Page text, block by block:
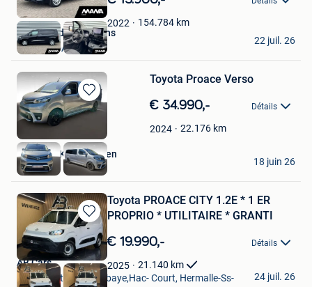
Mes
Favoris2022 154.784 km
MANA Bedrijfswagens
ROOSENDAAL
22 juil. 26
Sauvegarder
dans
Favoris
Toyota Proace Verso
€ 34.990,- Détails
2024 22.176 km
HANSWIJK - Mechelen
Malines
18 juin 26
Sauvegarder
dans
Mes
Favoris
Toyota PROACE CITY 1.2E * 1 ER
PROPRIO * UTILITAIRE * GRANTI
€ 19.990,- Détails
2025 21.140 km
AB Cars
Vise + Partie De Bombaye,Hac- Court, Hermalle-Ss-
24 juil. 26